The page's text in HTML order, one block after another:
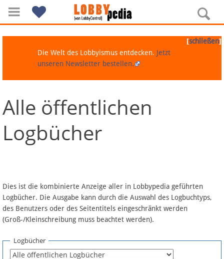
Navigation
Über Lobbypedia
Artikel nach Kategorien
FAQ
Fördermitglied werden
[schließen]
Die Welt des Lobbyismus entdecken. Jetzt
unseren Newsletter bestellen.
Alle öffentlichen
Logbücher
Dies ist die kombinierte Anzeige aller in Lobbypedia geführten
Logbücher. Die Ausgabe kann durch die Auswahl des Logbuchtyps,
des Benutzers oder des Seitentitels eingeschränkt werden
(Groß-/Kleinschreibung muss beachtet werden).
Logbücher